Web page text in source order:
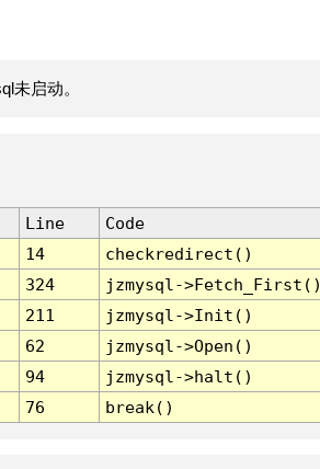
未启动。
Line
Code
14
checkredirect()
324
jzmysql-
211
jzmysql->Init()
62
jzmysql->Open()
94
jzmysql->halt()
76 break()